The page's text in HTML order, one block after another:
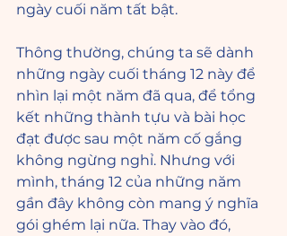
ngày cuối năm tất bật.
Thông thường, chúng ta sẽ dành
những ngày cuối tháng 12 này để
nhìn lại một năm đã qua, để tổng
kết những thành tựu và bài học
đạt được sau một năm cố gắng
không ngừng nghỉ. Nhưng với
mình, tháng 12 của những năm
gần đây không còn mang ý nghĩa
gói ghém lại nữa. Thay vào đó,